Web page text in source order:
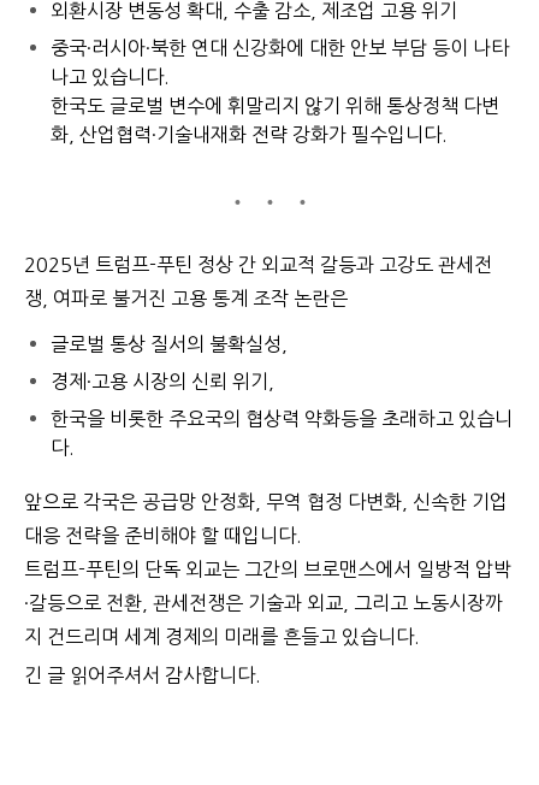
외환시장 변동성 확대, 수출 감소, 제조업 고용 위기
중국·러시아·북한 연대 신강화에 대한 안보 부담 등이 나타
나고 있습니다.
한국도 글로벌 변수에 휘말리지 않기 위해 통상정책 다변
화, 산업협력·기술내재화 전략 강화가 필수입니다.
2025년 트럼프-푸틴 정상 간 외교적 갈등과 고강도 관세전
쟁, 여파로 불거진 고용 통계 조작 논란은
글로벌 통상 질서의 불확실성,
경제·고용 시장의 신뢰 위기,
한국을 비롯한 주요국의 협상력 약화등을 초래하고 있습니
다.
앞으로 각국은 공급망 안정화, 무역 협정 다변화, 신속한 기업
대응 전략을 준비해야 할 때입니다.
트럼프-푸틴의 단독 외교는 그간의 브로맨스에서 일방적 압박
·갈등으로 전환, 관세전쟁은 기술과 외교, 그리고 노동시장까
지 건드리며 세계 경제의 미래를 흔들고 있습니다.
긴 글 읽어주셔서 감사합니다.